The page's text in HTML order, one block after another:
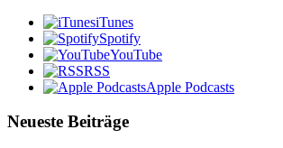
iTunes
Spotify
YouTube
RSS
Apple Podcasts
Neueste Beiträge